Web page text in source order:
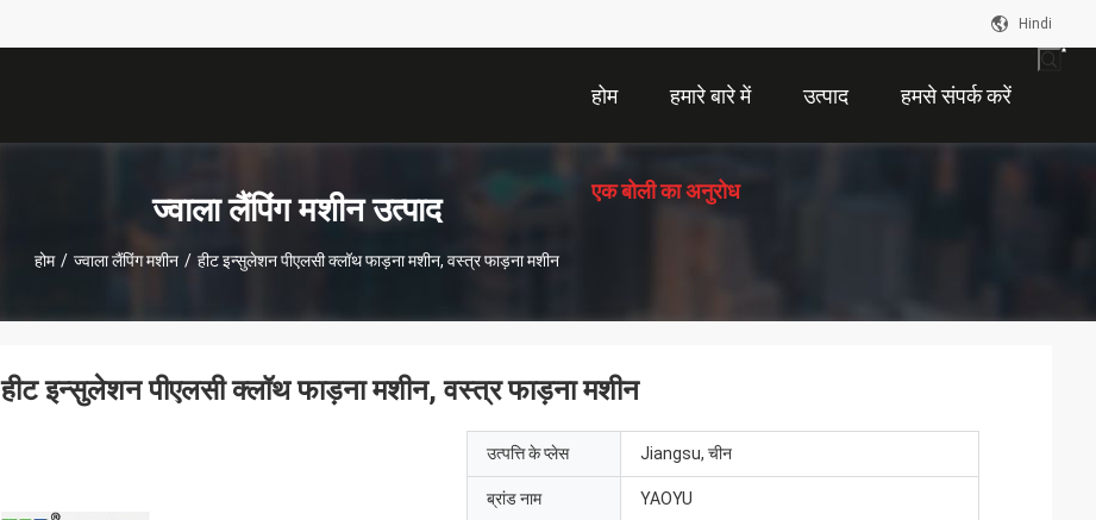
Hindi
होम हमारे बारे में उत्पाद हमसे संपर्क करें
एक बोली का अनुरोध
ज्वाला लैंपिंग मशीन उत्पाद
होम / ज्वाला लैंपिंग मशीन / हीट इन्सुलेशन पीएलसी क्लॉथ फाड़ना मशीन, वस्त्र फाड़ना मशीन
हीट इन्सुलेशन पीएलसी क्लॉथ फाड़ना मशीन, वस्त्र फाड़ना मशीन
उत्पत्ति के प्लेस Jiangsu, चीन
ब्रांड नाम YAOYU